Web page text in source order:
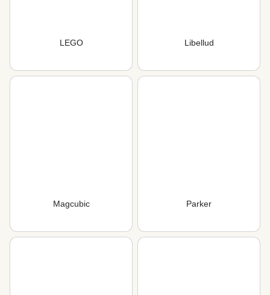
LEGO Libellud
Magcubic Parker